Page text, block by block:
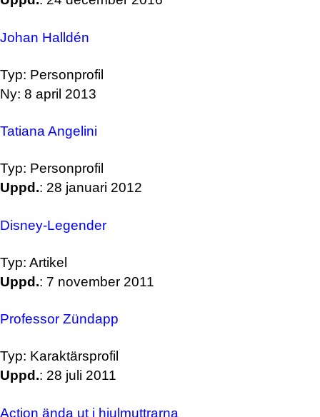
Johan Halldén
Typ: Personprofil
Ny: 8 april 2013
Tatiana Angelini
Typ: Personprofil
Uppd.: 28 januari 2012
Disney-Legender
Typ: Artikel
Uppd.: 7 november 2011
Professor Zündapp
Typ: Karaktärsprofil
Uppd.: 28 juli 2011
Action ända ut i hjulmuttrarna